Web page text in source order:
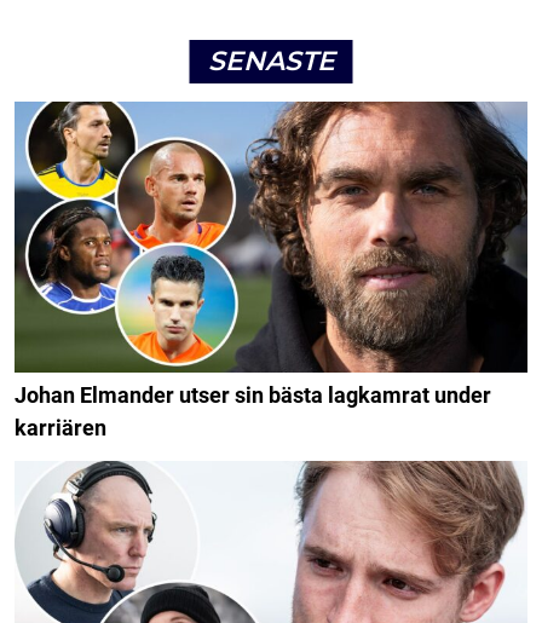
SENASTE
Johan Elmander utser sin bästa lagkamrat under
karriären